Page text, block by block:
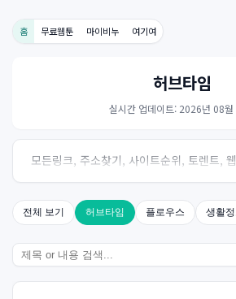
홈 무료웹툰 마이비누 여기여
허브타임
실시간 업데이트: 2026년 08월
모든링크, 주소찾기, 사이트순위, 토렌트,
증, 스포츠, 드라마, 커뮤니티 링크
전체 보기 허브타임 플로우스 생활